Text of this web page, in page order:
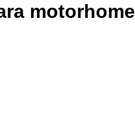
motorhome